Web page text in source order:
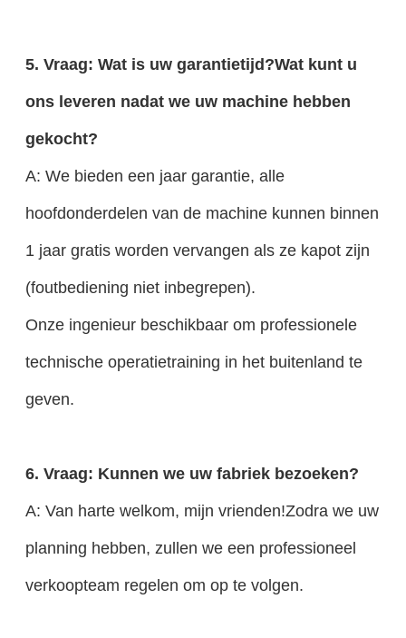
5. Vraag: Wat is uw garantietijd?Wat kunt u
ons leveren nadat we uw machine hebben
gekocht?
A: We bieden een jaar garantie, alle
hoofdonderdelen van de machine kunnen binnen
1 jaar gratis worden vervangen als ze kapot zijn
(foutbediening niet inbegrepen).
Onze ingenieur beschikbaar om professionele
technische operatietraining in het buitenland te
geven.
6. Vraag: Kunnen we uw fabriek bezoeken?
A: Van harte welkom, mijn vrienden!Zodra we uw
planning hebben, zullen we een professioneel
verkoopteam regelen om op te volgen.